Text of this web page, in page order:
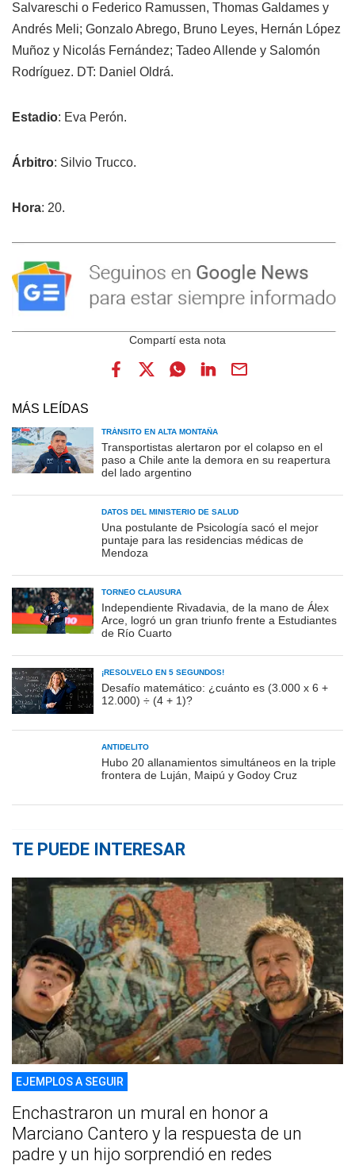
Salvareschi o Federico Ramussen, Thomas Galdames y
Andrés Meli; Gonzalo Abrego, Bruno Leyes, Hernán López
Muñoz y Nicolás Fernández; Tadeo Allende y Salomón
Rodríguez. DT: Daniel Oldrá.
Estadio: Eva Perón.
Árbitro: Silvio Trucco.
Hora: 20.
MÁS LEÍDAS
TRÁNSITO EN ALTA MONTAÑA
Transportistas alertaron por el colapso en el
paso a Chile ante la demora en su reapertura
del lado argentino
DATOS DEL MINISTERIO DE SALUD
Una postulante de Psicología sacó el mejor
puntaje para las residencias médicas de
Mendoza
TORNEO CLAUSURA
Independiente Rivadavia, de la mano de Álex
Arce, logró un gran triunfo frente a Estudiantes
de Río Cuarto
¡RESOLVELO EN 5 SEGUNDOS!
Desafío matemático: ¿cuánto es (3.000 x 6 +
12.000) ÷ (4 + 1)?
ANTIDELITO
Hubo 20 allanamientos simultáneos en la triple
frontera de Luján, Maipú y Godoy Cruz
TE PUEDE INTERESAR
EJEMPLOS A SEGUIR
Enchastraron un mural en honor a
Marciano Cantero y la respuesta de un
padre y un hijo sorprendió en redes